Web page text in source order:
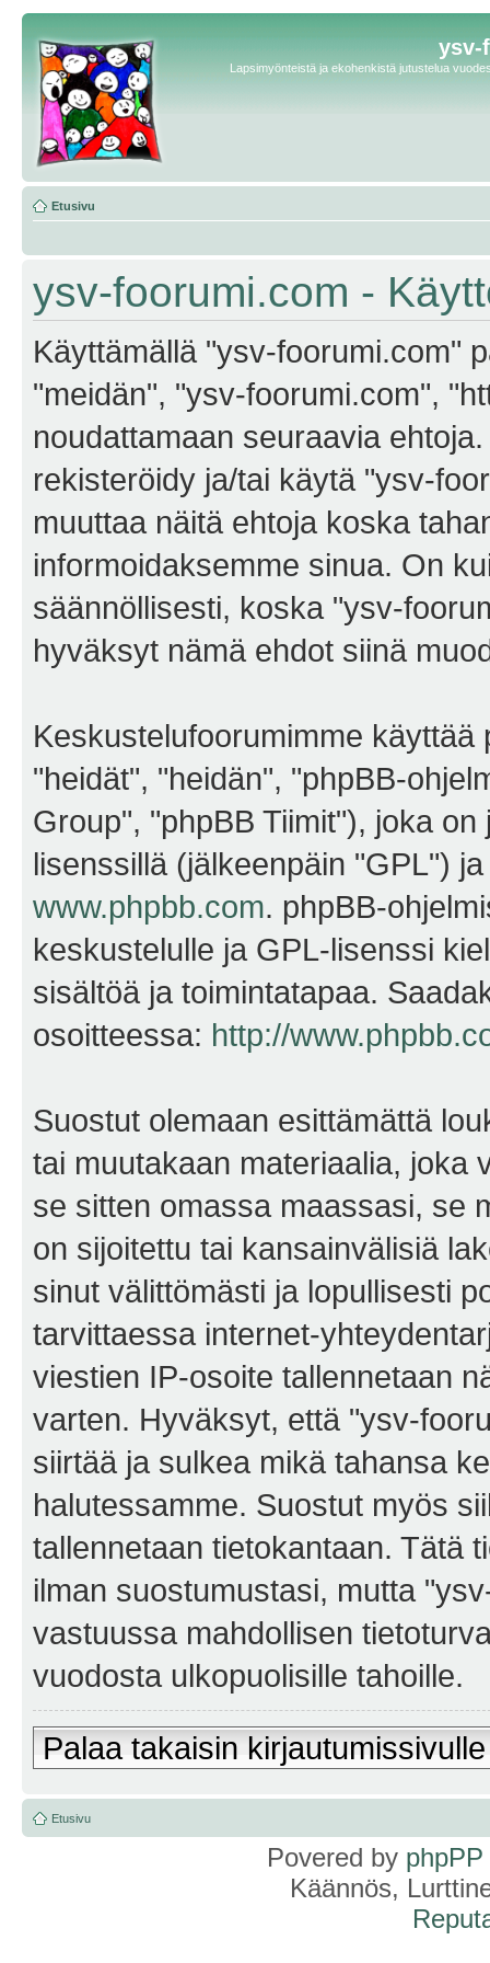
ysv-
Lapsimyönteistä ja ekohenkistä jutustelua
Etusivu
ysv-foorumi.com -
Käyttämällä "ysv-foorumi.com"
"meidän", "ysv-foorumi.com",
noudattamaan seuraavia
rekisteröidy ja/tai käytä "ysv-
muuttaa näitä ehtoja koska
informoidaksemme sinua. On
säännöllisesti, koska "ysv-
hyväksyt nämä ehdot siinä
Keskustelufoorumimme
"heidät", "heidän", "phpBB-
Group", "phpBB Tiimit"), joka on
lisenssillä (jälkeenpäin "GPL")
www.phpbb.com. phpBB-
keskustelulle ja GPL-lisenssi
sisältöä ja toimintatapaa.
osoitteessa: http://
Suostut olemaan esittämättä
tai muutakaan materiaalia, joka
se sitten omassa maassasi, se
on sijoitettu tai kansainvälisiä
sinut välittömästi ja lopullisesti
tarvittaessa internet-
viestien IP-osoite tallennetaan
varten. Hyväksyt, että "ysv-
siirtää ja sulkea mikä tahansa
halutessamme. Suostut myös
tallennetaan tietokantaan. Tätä
ilman suostumustasi, mutta
vastuussa mahdollisen
vuodosta ulkopuolisille tahoille.
Palaa takaisin kirjautumissivulle
Etusivu
Povered by phpPP
Käännös,